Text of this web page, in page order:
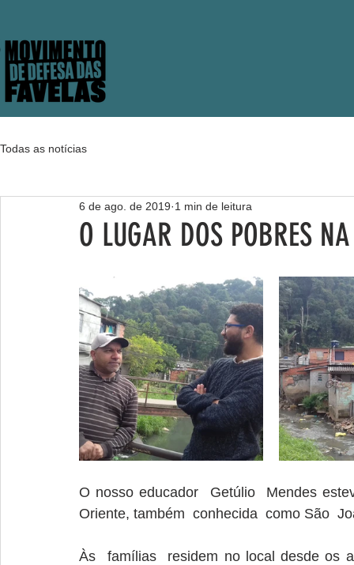
Todas as notícias
O LUGAR DOS POBRES
6 de ago. de 2019 1 min de leitura
O nosso educador  Getúlio  Mendes
Oriente, também  conhecida  como São
Às  famílias  residem no local desde os